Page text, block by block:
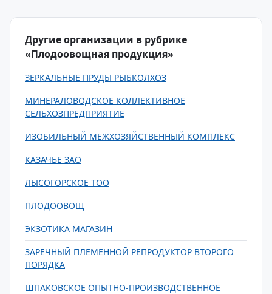
Другие организации в рубрике
«Плодоовощная продукция»
ЗЕРКАЛЬНЫЕ ПРУДЫ РЫБКОЛХОЗ
МИНЕРАЛОВОДСКОЕ КОЛЛЕКТИВНОЕ
СЕЛЬХОЗПРЕДПРИЯТИЕ
ИЗОБИЛЬНЫЙ МЕЖХОЗЯЙСТВЕННЫЙ КОМПЛЕКС
КАЗАЧЬЕ ЗАО
ЛЫСОГОРСКОЕ ТОО
ПЛОДООВОЩ
ЭКЗОТИКА МАГАЗИН
ЗАРЕЧНЫЙ ПЛЕМЕННОЙ РЕПРОДУКТОР ВТОРОГО
ПОРЯДКА
ШПАКОВСКОЕ ОПЫТНО-ПРОИЗВОДСТВЕННОЕ